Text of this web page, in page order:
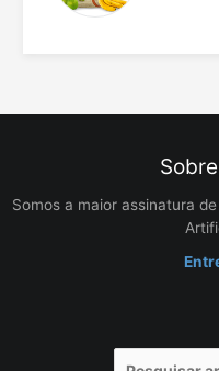
Somos a maior assinatura